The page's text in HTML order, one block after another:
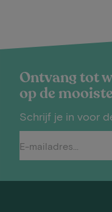
Ontvang tot
op de
Schrijf je in voor